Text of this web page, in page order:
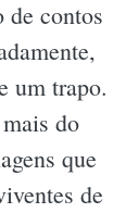
contos
um trapo.
do
que
de